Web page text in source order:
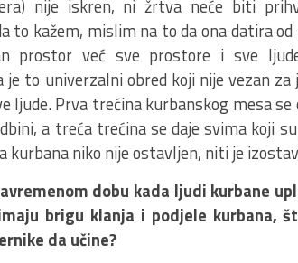
nije iskren, ni žrtva neće biti
to kažem, mislim na to da ona datira od
prostor već sve prostore i sve
to univerzalni obred koji nije vezan za
ljude. Prva trećina kurbanskog mesa
a treća trećina se daje svima koji
kurbana niko nije ostavljen, niti je
dobu kada ljudi kurbane
brigu klanja i podjele kurbana,
da učine?